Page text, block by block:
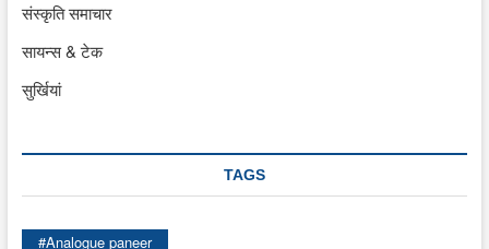
संस्कृति समाचार
सायन्स & टेक
सुर्खियां
TAGS
#Analogue paneer